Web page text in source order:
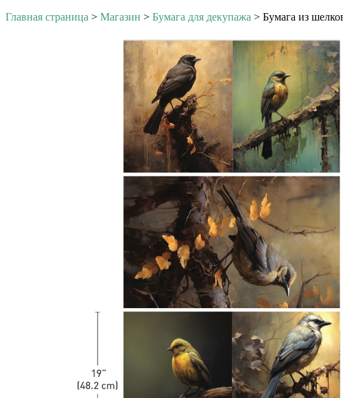
Главная страница > Магазин > Бумага для декупажа > Бумага из